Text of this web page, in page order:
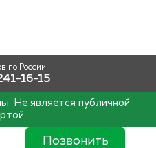
по России
16-15
Не является публичной
Позвонить